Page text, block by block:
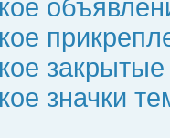
значки